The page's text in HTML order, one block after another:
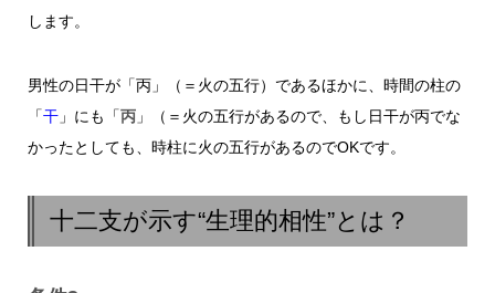
します。
男性の日干が「丙」（＝火の五行）であるほかに、時間の柱の
「干」にも「丙」（＝火の五行があるので、もし日干が丙でな
かったとしても、時柱に火の五行があるのでOKです。
十二支が示す“生理的相性”とは？